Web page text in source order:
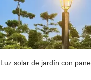
Luz solar de jardín con